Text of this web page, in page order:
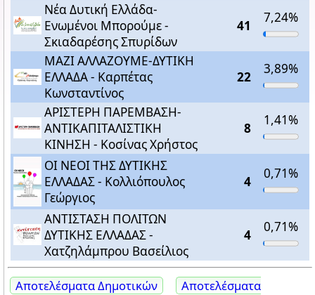
Νέα Δυτική Ελλάδα-
Ενωμένοι Μπορούμε -
Σκιαδαρέσης Σπυρίδων
41
7,24%
ΜΑΖΙ ΑΛΛΑΖΟΥΜΕ-ΔΥΤΙΚΗ
ΕΛΛΑΔΑ - Καρπέτας
Κωνσταντίνος
22
3,89%
ΑΡΙΣΤΕΡΗ ΠΑΡΕΜΒΑΣΗ-
ΑΝΤΙΚΑΠΙΤΑΛΙΣΤΙΚΗ
ΚΙΝΗΣΗ - Κοσίνας Χρήστος
8
1,41%
ΟΙ ΝΕΟΙ ΤΗΣ ΔΥΤΙΚΗΣ
ΕΛΛΑΔΑΣ - Κολλιόπουλος
Γεώργιος
4
0,71%
ΑΝΤΙΣΤΑΣΗ ΠΟΛΙΤΩΝ
ΔΥΤΙΚΗΣ ΕΛΛΑΔΑΣ -
Χατζηλάμπρου Βασείλιος
4
0,71%
Αποτελέσματα Δημοτικών
Αποτελέσματα